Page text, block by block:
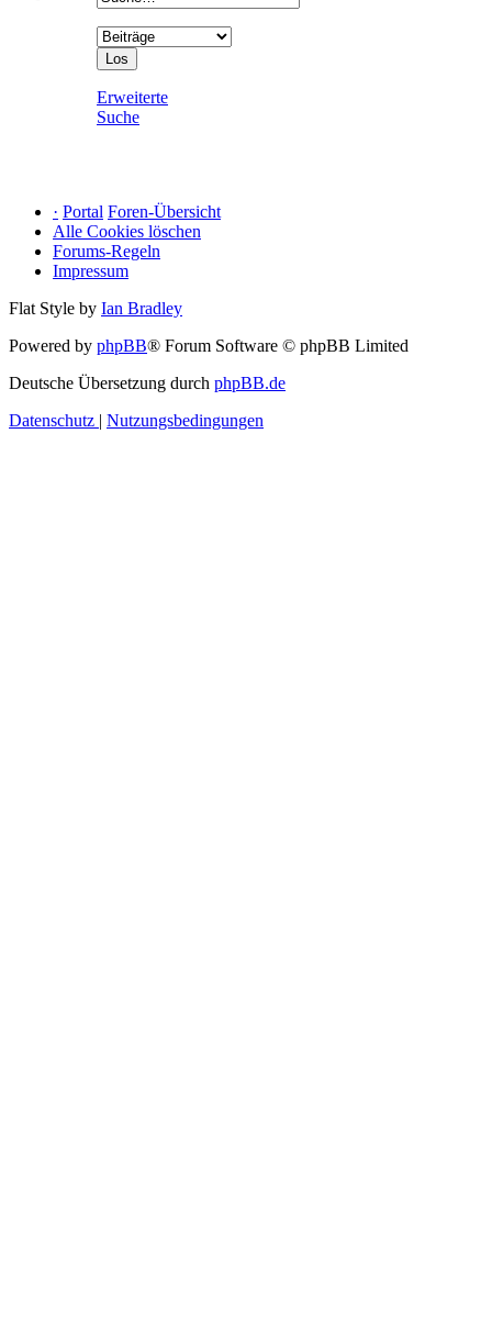
Erweiterte
Suche
· Portal Foren-Übersicht
Alle Cookies löschen
Forums-Regeln
Impressum
Flat Style by Ian Bradley
Powered by phpBB® Forum Software © phpBB Limited
Deutsche Übersetzung durch phpBB.de
Datenschutz | Nutzungsbedingungen